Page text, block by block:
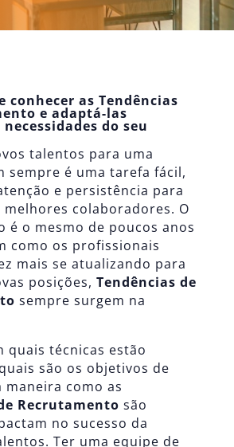
conhecer as Tendências
e adaptá-las
do seu
talentos para uma
sempre é uma tarefa fácil,
e persistência para
colaboradores. O
é o mesmo de poucos anos
como os profissionais
mais se atualizando para
posições, Tendências de
sempre surgem na
quais técnicas estão
são os objetivos de
maneira como as
Recrutamento são
no sucesso da
Ter uma equipe de